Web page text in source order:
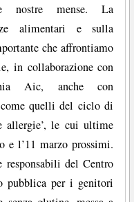
nostre mense. La
alimentari e sulla
che affrontiamo
in collaborazione con
Aic, anche con
come quelli del ciclo di
allergie’, le cui ultime
e l’11 marzo prossimi.
del Centro
pubblica per i genitori